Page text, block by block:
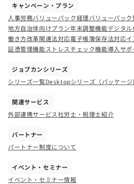
キャンペーン・プラン
人事労務バリューパック経理バリューパック
地方自治体向けプラン年末調整機能デジタ
働き方改革関連法対応電子帳簿保存法対応
証憑管理機能ストレスチェック機能導入サポ
ジョブカンシリーズ
シリーズ一覧Desktopシリーズ（パッケージ
関連サービス
外部連携サービス社労士・税理士紹介
パートナー
パートナー制度について
イベント・セミナー
イベント・セミナー情報